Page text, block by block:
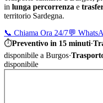
in lunga percorrenza e
territorio Sardegna.
📞 Chiama Ora 24/7💬
⏱Preventivo in 15 minuti·
disponibile a Burgos·
disponibile